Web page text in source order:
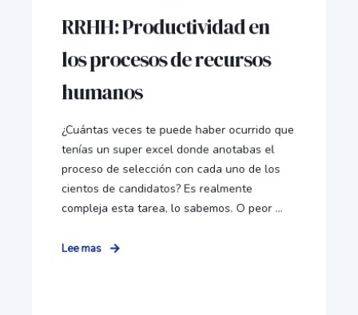
RRHH: Productividad en
los procesos de recursos
humanos
¿Cuántas veces te puede haber ocurrido que
tenías un super excel donde anotabas el
proceso de selección con cada uno de los
cientos de candidatos? Es realmente
compleja esta tarea, lo sabemos. O peor ...
Lee mas